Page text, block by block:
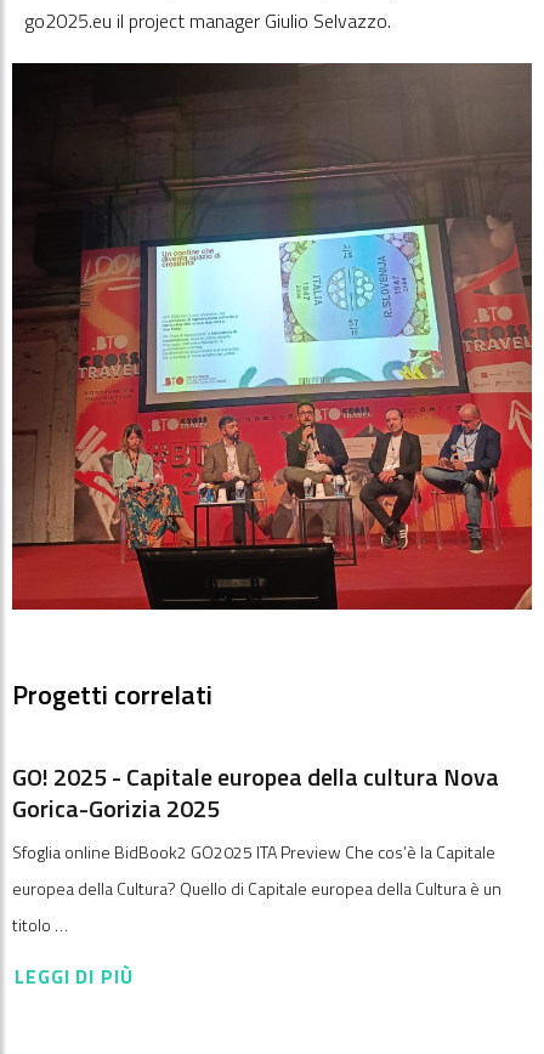
go2025.eu il project manager Giulio Selvazzo.
Progetti correlati
GO! 2025 - Capitale europea della cultura Nova
Gorica-Gorizia 2025
Sfoglia online BidBook2 GO2025 ITA Preview Che cos’è la Capitale
europea della Cultura? Quello di Capitale europea della Cultura è un
titolo …
LEGGI DI PIÙ